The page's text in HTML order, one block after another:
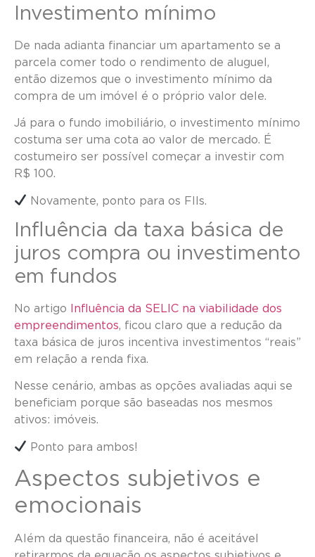
Investimento mínimo
De nada adianta financiar um apartamento se a
parcela comer todo o rendimento de aluguel,
então dizemos que o investimento mínimo da
compra de um imóvel é o próprio valor dele.
Já para o fundo imobiliário, o investimento mínimo
costuma ser uma cota ao valor de mercado. É
costumeiro ser possível começar a investir com
R$ 100.
Novamente, ponto para os FIIs.
Influência da taxa básica de
juros compra ou investimento
em fundos
No artigo
Influência da SELIC na viabilidade dos
empreendimentos, ficou claro que a redução da
taxa básica de juros incentiva investimentos “reais”
em relação a renda fixa.
Nesse cenário, ambas as opções avaliadas aqui se
beneficiam porque são baseadas nos mesmos
ativos: imóveis.
Ponto para ambos!
Aspectos subjetivos e
emocionais
Além da questão financeira, não é aceitável